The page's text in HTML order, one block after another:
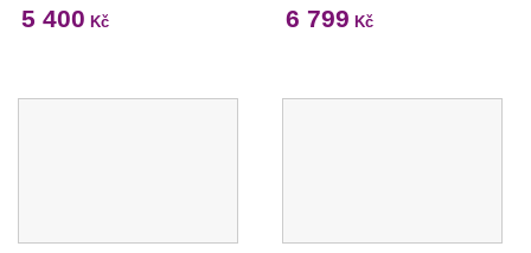
5 400 Kč 6 799 Kč